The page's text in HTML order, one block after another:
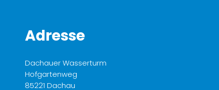
Adresse
Dachauer Wasserturm
Hofgartenweg
85221 Dachau